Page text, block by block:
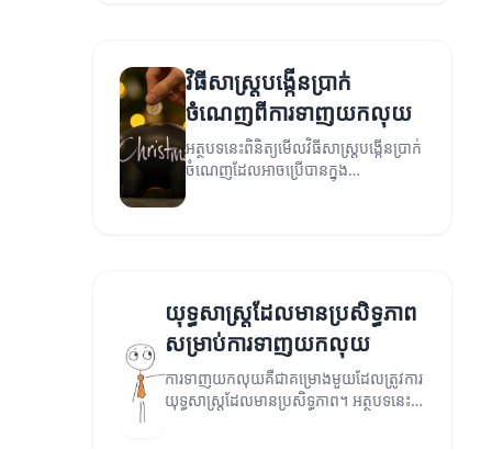
វិធីសាស្ត្របង្កើនប្រាក់
ចំណេញពីការទាញយកលុយ
អត្ថបទនេះពិនិត្យមើលវិធីសាស្ត្របង្កើនប្រាក់
ចំណេញដែលអាចប្រើបានក្នុង
យុទ្ធសាស្ត្រដែលមានប្រសិទ្ធភាព
សម្រាប់ការទាញយកលុយ
ការទាញយកលុយគឺជាគម្រោងមួយដែលត្រូវការ
យុទ្ធសាស្ត្រដែលមានប្រសិទ្ធភាព។ អត្ថបទនេះ